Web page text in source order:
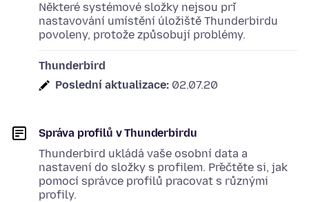
Některé systémové složky nejsou při
nastavování umístění úložiště Thunderbirdu
povoleny, protože způsobují problémy.
Thunderbird
Poslední aktualizace: 02.07.20
Správa profilů v Thunderbirdu
Thunderbird ukládá vaše osobní data a
nastavení do složky s profilem. Přečtěte si, jak
pomocí správce profilů pracovat s různými
profily.